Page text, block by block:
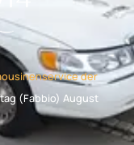
der
(Fabbio) August